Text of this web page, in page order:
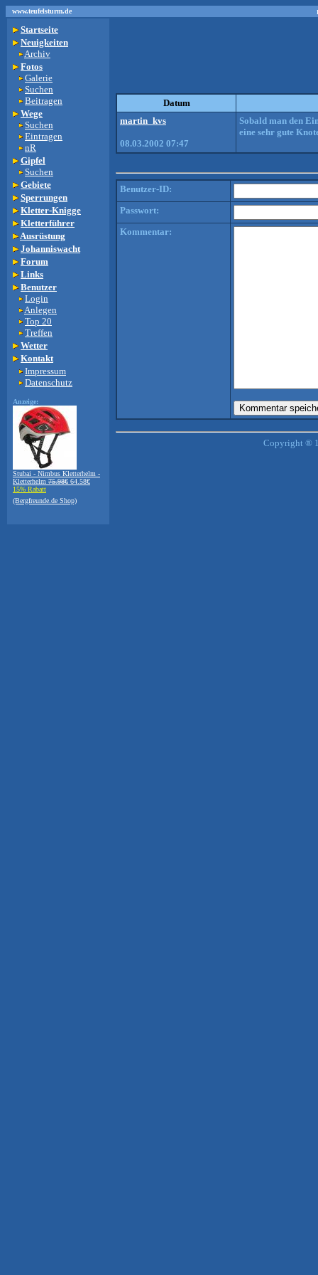
www.teufelsturm.de
Startseite
Neuigkeiten
Archiv
Fotos
Galerie
Suchen
Beitragen
Wege
Suchen
Eintragen
nR
Gipfel
Suchen
Gebiete
Sperrungen
Kletter-Knigge
Kletterführer
Ausrüstung
Johanniswacht
Forum
Links
Benutzer
Login
Anlegen
Top 20
Treffen
Wetter
Kontakt
Impressum
Datenschutz
Anzeige:
Stubai - Nimbus Kletterhelm -
Kletterhelm 75.98€ 64.58€
15% Rabatt
(Bergfreunde.de Shop)
Datum
martin_kvs
08.03.2002 07:47
Sobald man den
eine sehr gute
Benutzer-ID:
Passwort:
Kommentar:
Copyright ®